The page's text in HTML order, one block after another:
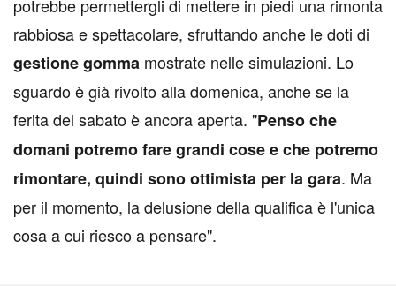
potrebbe permettergli di mettere in piedi una rimonta
rabbiosa e spettacolare, sfruttando anche le doti di
gestione gomma mostrate nelle simulazioni. Lo
sguardo è già rivolto alla domenica, anche se la
ferita del sabato è ancora aperta. "Penso che
domani potremo fare grandi cose e che potremo
rimontare, quindi sono ottimista per la gara. Ma
per il momento, la delusione della qualifica è l'unica
cosa a cui riesco a pensare".